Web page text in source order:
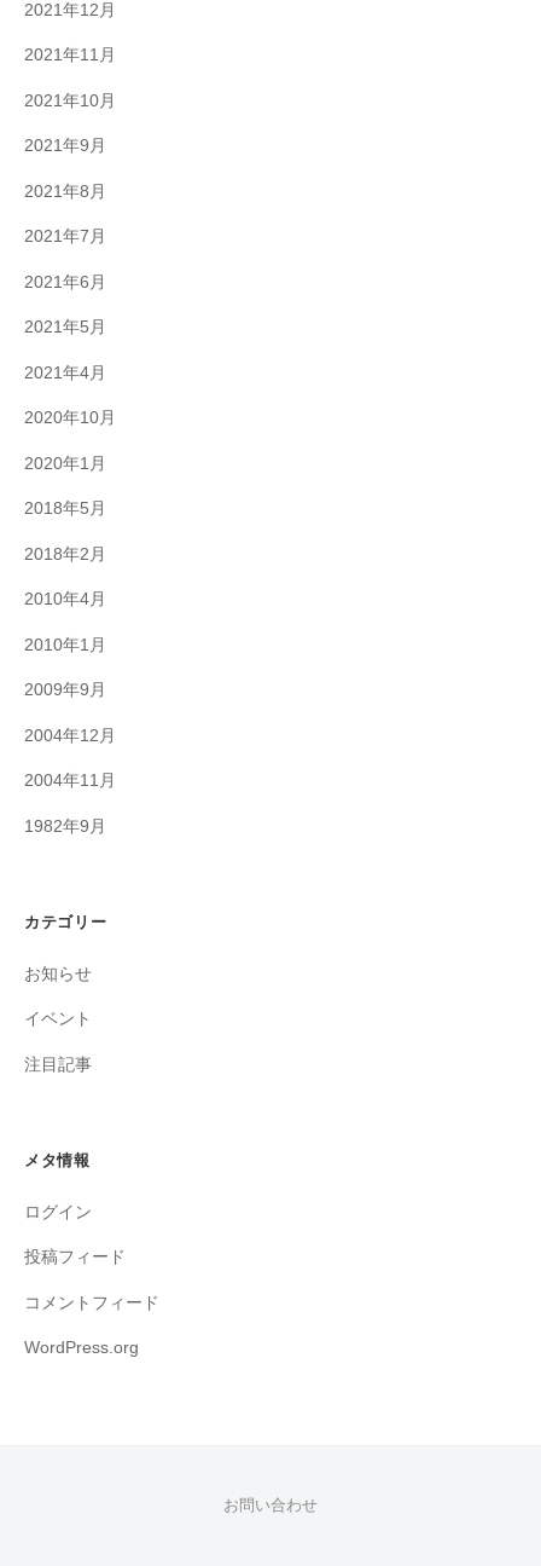
2021年12月
2021年11月
2021年10月
2021年9月
2021年8月
2021年7月
2021年6月
2021年5月
2021年4月
2020年10月
2020年1月
2018年5月
2018年2月
2010年4月
2010年1月
2009年9月
2004年12月
2004年11月
1982年9月
カテゴリー
お知らせ
イベント
注目記事
メタ情報
ログイン
投稿フィード
コメントフィード
WordPress.org
お問い合わせ